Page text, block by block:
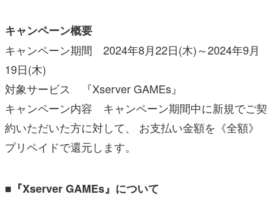
キャンペーン概要
キャンペーン期間 2024年8月22日(木)～2024年9月
19日(木)
対象サービス 『Xserver GAMEs』
キャンペーン内容 キャンペーン期間中に新規でご契
約いただいた方に対して、 お支払い金額を《全額》
プリペイドで還元します。
■『Xserver GAMEs』について